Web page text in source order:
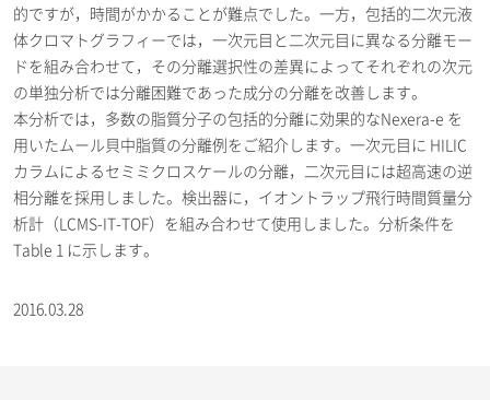
的ですが，時間がかかることが難点でした。一方，包括的二次元液
体クロマトグラフィーでは，一次元目と二次元目に異なる分離モー
ドを組み合わせて，その分離選択性の差異によってそれぞれの次元
の単独分析では分離困難であった成分の分離を改善します。
本分析では，多数の脂質分子の包括的分離に効果的なNexera-e を
用いたムール貝中脂質の分離例をご紹介します。一次元目に HILIC
カラムによるセミミクロスケールの分離，二次元目には超高速の逆
相分離を採用しました。検出器に，イオントラップ飛行時間質量分
析計（LCMS-IT-TOF）を組み合わせて使用しました。分析条件を
Table 1 に示します。
2016.03.28